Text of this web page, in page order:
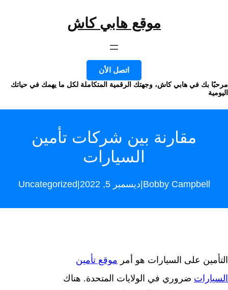
موقع هابي كاش
اتصل الأن
بك في هابي كاش، وجهتك الرقمية المتكاملة لكل ما يهمك في حياتك
مقارنة بين شركات تأمين
السيارات
Bobby Campbell
|ديسمبر 5, 2022 |
Uncategorized
على السيارات هو أمر موقع تأمين
ضروري في الولايات المتحدة. هناك